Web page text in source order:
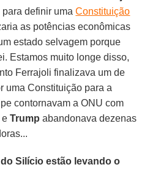
para definir umaConstituição
as potências econômicas
estado selvagem porque
Estamos muito longe disso,
Ferrajoli finalizava um de
uma Constituição para a
contornavam a ONU com
eTrump abandonava dezenas
Silício estão levando o